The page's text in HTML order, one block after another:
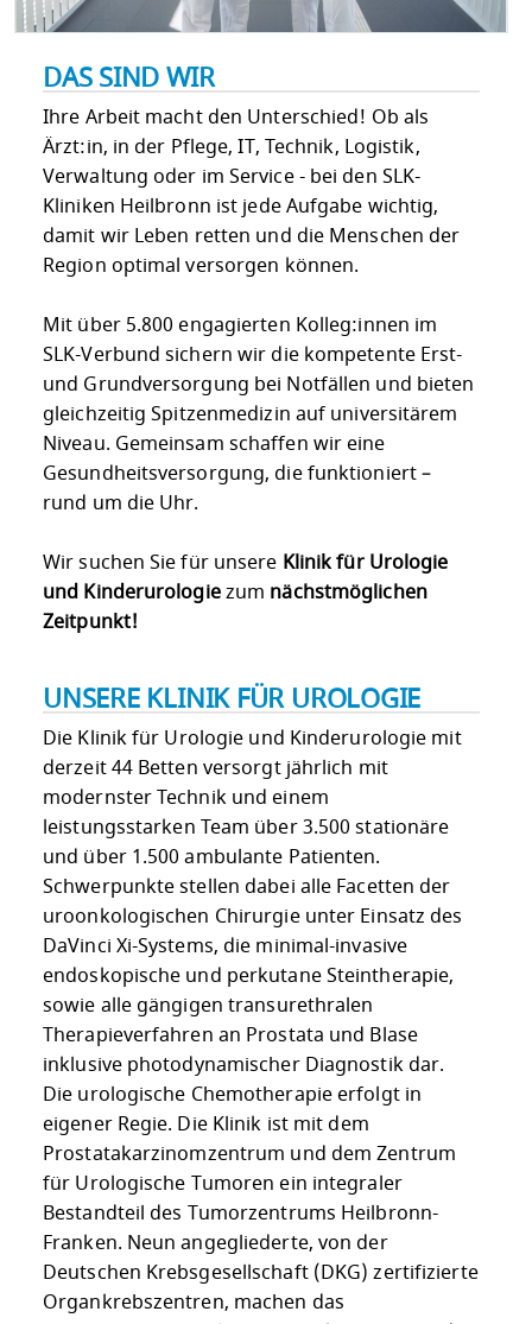
DAS SIND WIR
Ihre Arbeit macht den Unterschied! Ob als
Ärzt:in, in der Pflege, IT, Technik, Logistik,
Verwaltung oder im Service - bei den SLK-
Kliniken Heilbronn ist jede Aufgabe wichtig,
damit wir Leben retten und die Menschen der
Region optimal versorgen können.
Mit über 5.800 engagierten Kolleg:innen im
SLK-Verbund sichern wir die kompetente Erst-
und Grundversorgung bei Notfällen und bieten
gleichzeitig Spitzenmedizin auf universitärem
Niveau. Gemeinsam schaffen wir eine
Gesundheitsversorgung, die funktioniert –
rund um die Uhr.
Wir suchen Sie für unsere Klinik für Urologie
und Kinderurologiezum nächstmöglichen
Zeitpunkt!
UNSERE KLINIK FÜR UROLOGIE
Die Klinik für Urologie und Kinderurologie mit
derzeit 44 Betten versorgt jährlich mit
modernster Technik und einem
leistungsstarken Team über 3.500 stationäre
und über 1.500 ambulante Patienten.
Schwerpunkte stellen dabei alle Facetten der
uroonkologischen Chirurgie unter Einsatz des
DaVinci Xi-Systems, die minimal-invasive
endoskopische und perkutane Steintherapie,
sowie alle gängigen transurethralen
Therapieverfahren an Prostata und Blase
inklusive photodynamischer Diagnostik dar.
Die urologische Chemotherapie erfolgt in
eigener Regie. Die Klinik ist mit dem
Prostatakarzinomzentrum und dem Zentrum
für Urologische Tumoren ein integraler
Bestandteil des Tumorzentrums Heilbronn-
Franken. Neun angegliederte, von der
Deutschen Krebsgesellschaft (DKG) zertifizierte
Organkrebszentren, machen das